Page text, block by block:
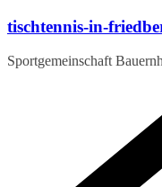
Zum
springen
tischtennis-in-
Sportgemeinschaft